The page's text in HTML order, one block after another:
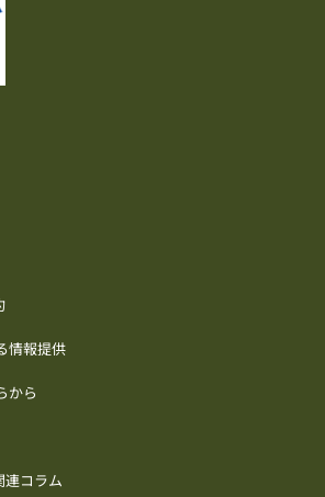
情報提供
から
連コラム